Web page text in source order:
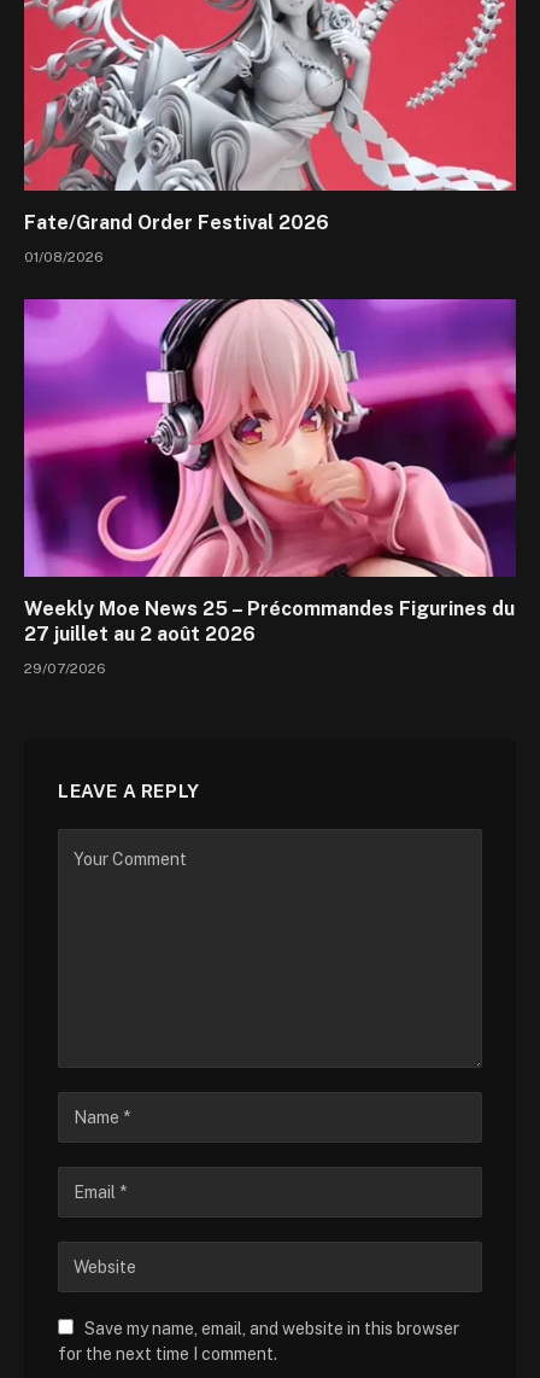
Fate/Grand Order Festival 2026
01/08/2026
Weekly Moe News 25 – Précommandes Figurines du
27 juillet au 2 août 2026
29/07/2026
LEAVE A REPLY
Save my name, email, and website in this browser
for the next time I comment.